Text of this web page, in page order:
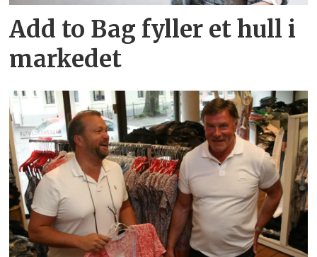
Add to Bag fyller et hull i
markedet